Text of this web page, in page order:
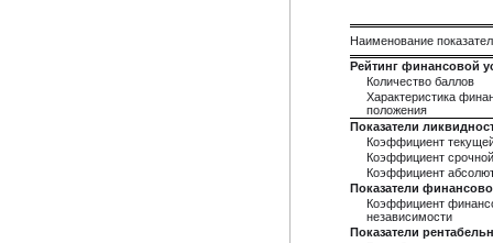
Наименование
Рейтинг финансовой
Количество баллов
Характеристика
положения
Показатели
Коэффициент
Коэффициент
Коэффициент
Показатели
Коэффициент
независимости
Показатели